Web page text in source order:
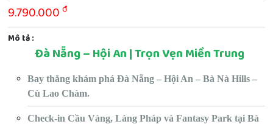
9.790.000 đ
Mô tả :
Đà Nẵng – Hội An | Trọn Vẹn Miền Trung
Bay thẳng khám phá Đà Nẵng – Hội An – Bà Nà Hills –
Cù Lao Chàm.
Check-in Cầu Vàng, Làng Pháp và Fantasy Park tại Bà